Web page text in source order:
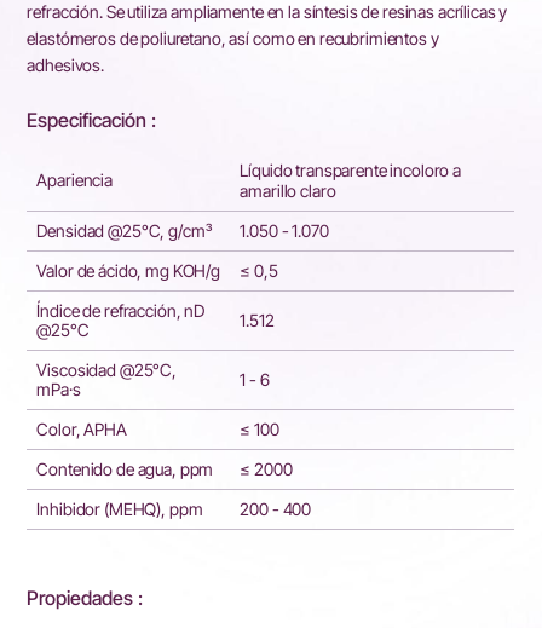
refracción. Se utiliza ampliamente en la síntesis de resinas acrílicas y
elastómeros de poliuretano, así como en recubrimientos y
adhesivos.
Especificación :
Apariencia
Líquido transparente incoloro a
amarillo claro
Densidad @25°C, g/cm³
1.050 - 1.070
Valor de ácido, mg KOH/g
≤ 0,5
Índice de refracción, nD
@25°C
1.512
Viscosidad @25°C,
mPa·s
1 - 6
Color, APHA
≤ 100
Contenido de agua, ppm
≤ 2000
Inhibidor (MEHQ), ppm
200 - 400
Propiedades :